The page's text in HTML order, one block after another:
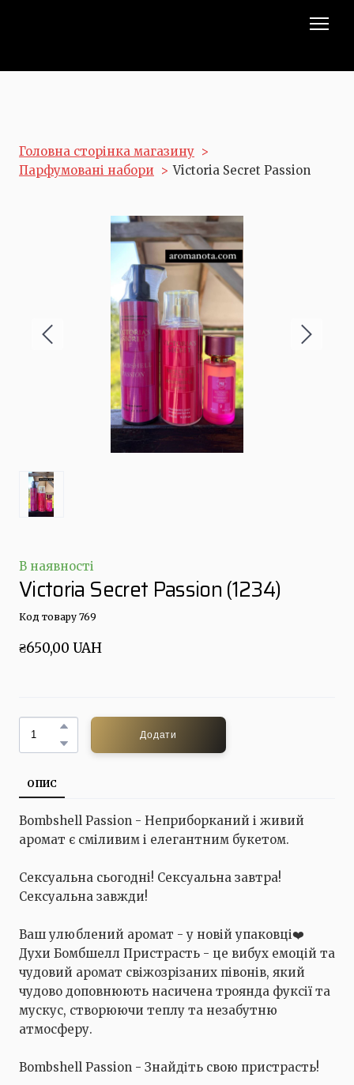
Головна сторінка магазину
Парфумовані набори
Victoria Secret Passion
В наявності
Victoria Secret Passion(1234)
Код товару 769
₴650,00 UAH
Додати
ОПИС
Bombshell Passion - Неприборканий і живий
аромат є сміливим і елегантним букетом.
Сексуальна сьогодні! Сексуальна завтра!
Сексуальна завжди!
Ваш улюблений аромат - у новій упаковці❤️
Духи Бомбшелл Пристрасть - це вибух емоцій та
чудовий аромат свіжозрізаних півонів, який
чудово доповнюють насичена троянда фуксії та
мускус, створюючи теплу та незабутню
атмосферу.
Bombshell Passion - Знайдіть свою пристрасть!